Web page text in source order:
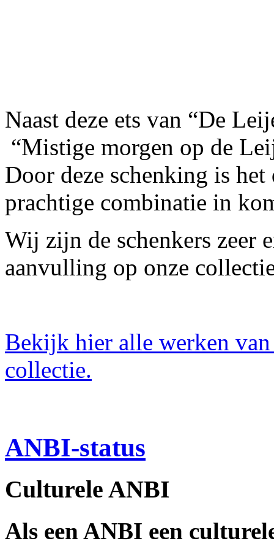
Naast deze ets van “De
“Mistige morgen op de
Door deze schenking is
prachtige combinatie in
Wij zijn de schenkers zeer
aanvulling op onze
Bekijk hier alle werken
collectie.
ANBI-status
Culturele ANBI
Als een ANBI een